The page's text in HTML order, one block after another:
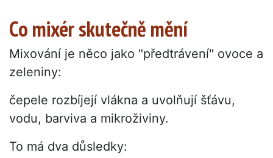
Co mixér skutečně mění
Mixování je něco jako "předtrávení" ovoce a
zeleniny:
čepele rozbíjejí vlákna a uvolňují šťávu,
vodu, barviva a mikroživiny.
To má dva důsledky: